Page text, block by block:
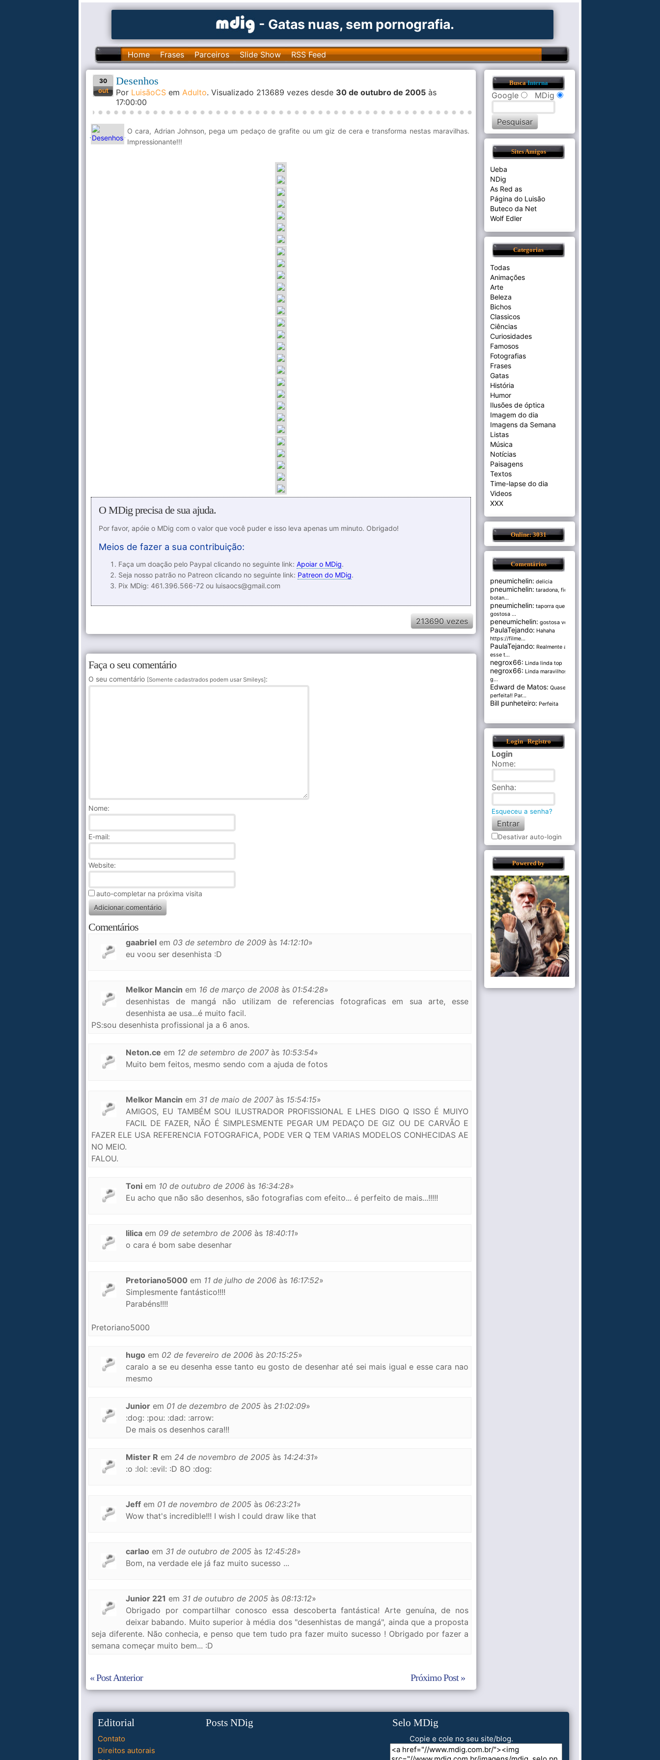
- Gatas nuas, sem pornografia.
Home Frases Parceiros Slide Show RSS Feed
30
out
Desenhos
Por LuisãoCS em Adulto. Visualizado 213689 vezes desde 30 de outubro de 2005 às
17:00:00
O cara, Adrian Johnson, pega um pedaço de grafite ou um giz de cera e transforma nestas maravilhas.
Impressionante!!!
O MDig precisa de sua ajuda.
Por favor, apóie o MDig com o valor que você puder e isso leva apenas um minuto. Obrigado!
Meios de fazer a sua contribuição:
Faça um doação pelo Paypal clicando no seguinte link: Apoiar o MDig.
Seja nosso patrão no Patreon clicando no seguinte link: Patreon do MDig.
Pix MDig: 461.396.566-72 ou luisaocs@gmail.com
213690 vezes
Faça o seu comentário
O seu comentário [Somente cadastrados podem usar Smileys] :
Nome:
E-mail:
Website:
auto-completar na próxima visita
Comentários
gaabriel em 03 de setembro de 2009 às 14:12:10»
eu voou ser desenhista :D
Melkor Mancin em 16 de março de 2008 às 01:54:28»
desenhistas de mangá não utilizam de referencias fotograficas em sua arte, esse
desenhista ae usa...é muito facil.
PS:sou desenhista profissional ja a 6 anos.
Neton.ce em 12 de setembro de 2007às 10:53:54»
Muito bem feitos, mesmo sendo com a ajuda de fotos
Melkor Mancin em 31 de maio de 2007às 15:54:15»
AMIGOS, EU TAMBÉM SOU ILUSTRADOR PROFISSIONAL E LHES DIGO Q ISSO É MUIYO
FACIL DE FAZER, NÃO É SIMPLESMENTE PEGAR UM PEDAÇO DE GIZ OU DE CARVÃO E
FAZER ELE USA REFERENCIA FOTOGRAFICA, PODE VER Q TEM VARIAS MODELOS CONHECIDAS AE
NO MEIO.
FALOU.
Toni em 10 de outubro de 2006 às 16:34:28»
Eu acho que não são desenhos, são fotografias com efeito... é perfeito de mais...!!!!!
lilica em 09 de setembro de 2006 às 18:40:11»
o cara é bom sabe desenhar
Pretoriano5000 em 11 de julho de 2006 às 16:17:52»
Simplesmente fantástico!!!!
Parabéns!!!!
Pretoriano5000
hugo em 02 de fevereiro de 2006 às 20:15:25»
caralo a se eu desenha esse tanto eu gosto de desenhar até sei mais igual e esse cara nao
mesmo
Junior em 01 de dezembro de 2005 às 21:02:09»
:dog: :pou: :dad: :arrow:
De mais os desenhos cara!!!
Mister R em 24 de novembro de 2005 às 14:24:31»
:o :lol: :evil: :D 8O :dog:
Jeff em 01 de novembro de 2005 às 06:23:21»
Wow that's incredible!!! I wish I could draw like that
carlao em 31 de outubro de 2005 às 12:45:28»
Bom, na verdade ele já faz muito sucesso ...
Junior 221 em 31 de outubro de 2005 às 08:13:12»
Obrigado por compartilhar conosco essa descoberta fantástica! Arte genuína, de nos
deixar babando. Muito superior à média dos "desenhistas de mangá", ainda que a proposta
seja diferente. Não conhecia, e penso que tem tudo pra fazer muito sucesso ! Obrigado por fazer a
semana começar muito bem... :D
« Post Anterior Próximo Post »
BuscaInterna
Google MDig
Sites Amigos
Ueba
NDig
As Red as
Página do Luisão
Buteco da Net
Wolf Edler
Categorias
Todas
Animações
Arte
Beleza
Bichos
Classicos
Ciências
Curiosidades
Famosos
Fotografias
Frases
Gatas
História
Humor
Ilusões de óptica
Imagem do dia
Imagens da Semana
Listas
Música
Notícias
Paisagens
Textos
Time-lapse do dia
Videos
XXX
Online: 3031
Comentários
pneumichelin: delicia
pneumichelin: taradona, fica
botan...
pneumichelin: taporra que
gostosa ...
peneumichelin: gostosa véia
PaulaTejando: Hahaha
https://filme...
PaulaTejando: Realmente amo
esse t...
negrox66: Linda linda top
negrox66: Linda maravilhosa,
g...
Edward de Matos: Quase
perfeita!! Par...
Bill punheteiro: Perfeita
Login Registro
Login
Nome:
Senha:
Esqueceu a senha?
Desativar auto-login
Powered by
Editorial
Contato
Direitos autorais
Posts NDig Selo MDig
Copie e cole no seu site/blog.